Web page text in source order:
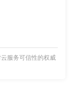
服务可信性的权威